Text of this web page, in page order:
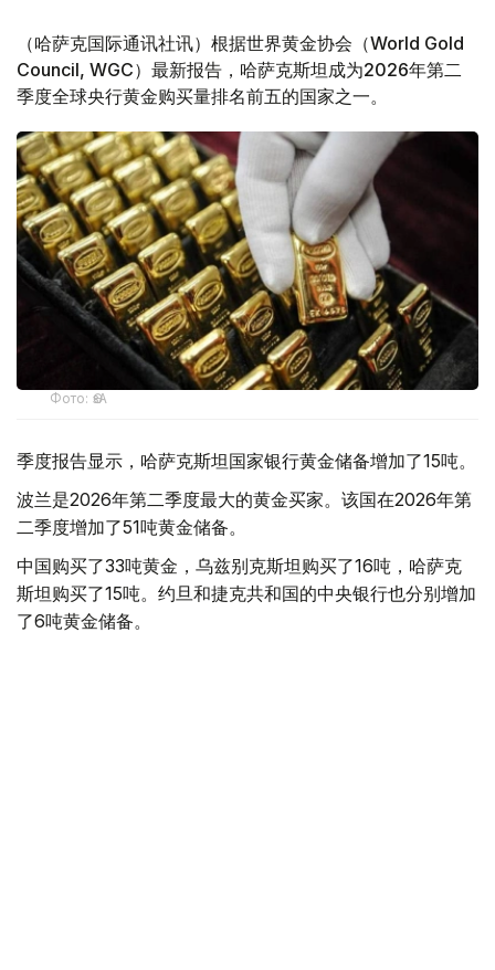
（哈萨克国际通讯社讯）根据世界黄金协会（World Gold
Council, WGC）最新报告，哈萨克斯坦成为2026年第二
季度全球央行黄金购买量排名前五的国家之一。
Фото: ӨзА
季度报告显示，哈萨克斯坦国家银行黄金储备增加了15吨。
波兰是2026年第二季度最大的黄金买家。该国在2026年第
二季度增加了51吨黄金储备。
中国购买了33吨黄金，乌兹别克斯坦购买了16吨，哈萨克
斯坦购买了15吨。约旦和捷克共和国的中央银行也分别增加
了6吨黄金储备。